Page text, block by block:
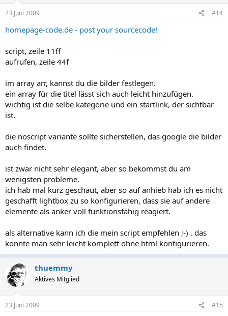
23 Juni 2009 #14
homepage-code.de - post your sourcecode!
script, zeile 11ff
aufrufen, zeile 44f
im array arr, kannst du die bilder festlegen.
ein array für die titel lässt sich auch leicht hinzufügen.
wichtig ist die selbe kategorie und ein startlink, der sichtbar
ist.
die noscript variante sollte sicherstellen, das google die bilder
auch findet.
ist zwar nicht sehr elegant, aber so bekommst du am
wenigsten probleme.
ich hab mal kurz geschaut, aber so auf anhieb hab ich es nicht
geschafft lightbox zu so konfigurieren, dass sie auf andere
elemente als anker voll funktionsfähig reagiert.
als alternative kann ich die mein script empfehlen ;-) . das
könnte man sehr leicht komplett ohne html konfigurieren.
thuemmy
Aktives Mitglied
23 Juni 2009 #15